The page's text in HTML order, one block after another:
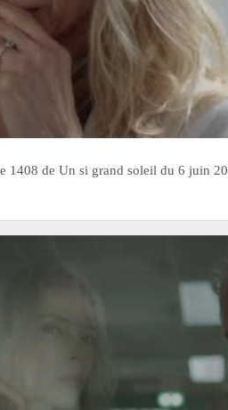
1408 de Un si grand soleil du 6 juin